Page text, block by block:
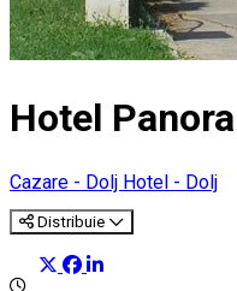
Hotel
Cazare - Dolj Hotel - Dolj
Distribuie